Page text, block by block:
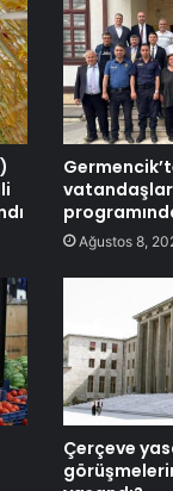
Ağustos 8,
Çerçeve